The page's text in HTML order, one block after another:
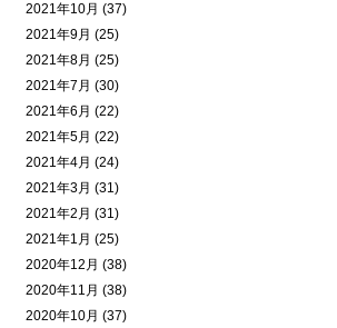
2021年10月 (37)
2021年9月 (25)
2021年8月 (25)
2021年7月 (30)
2021年6月 (22)
2021年5月 (22)
2021年4月 (24)
2021年3月 (31)
2021年2月 (31)
2021年1月 (25)
2020年12月 (38)
2020年11月 (38)
2020年10月 (37)